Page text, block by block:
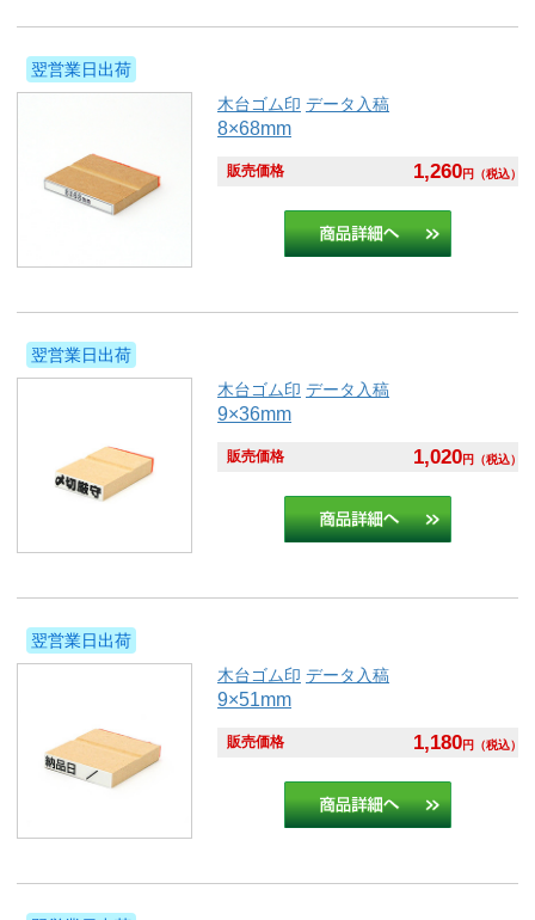
翌営業日出荷
木台ゴム印 データ入稿
8×68mm
販売価格 1,260円 （税込）
翌営業日出荷
木台ゴム印 データ入稿
9×36mm
販売価格 1,020円 （税込）
翌営業日出荷
木台ゴム印 データ入稿
9×51mm
販売価格 1,180円 （税込）